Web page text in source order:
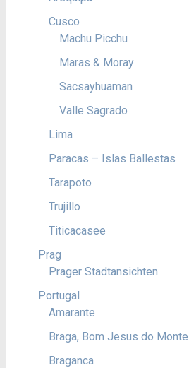
Cusco
Machu Picchu
Maras & Moray
Sacsayhuaman
Valle Sagrado
Lima
Paracas – Islas Ballestas
Tarapoto
Trujillo
Titicacasee
Prag
Prager Stadtansichten
Portugal
Amarante
Braga, Bom Jesus do Monte
Braganca